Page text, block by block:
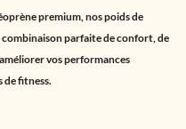
premium, nos poids de
parfaite de confort, de
vos performances
de fitness.